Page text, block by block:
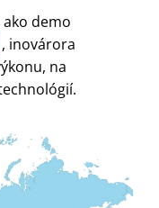
demo
, inovárora
na